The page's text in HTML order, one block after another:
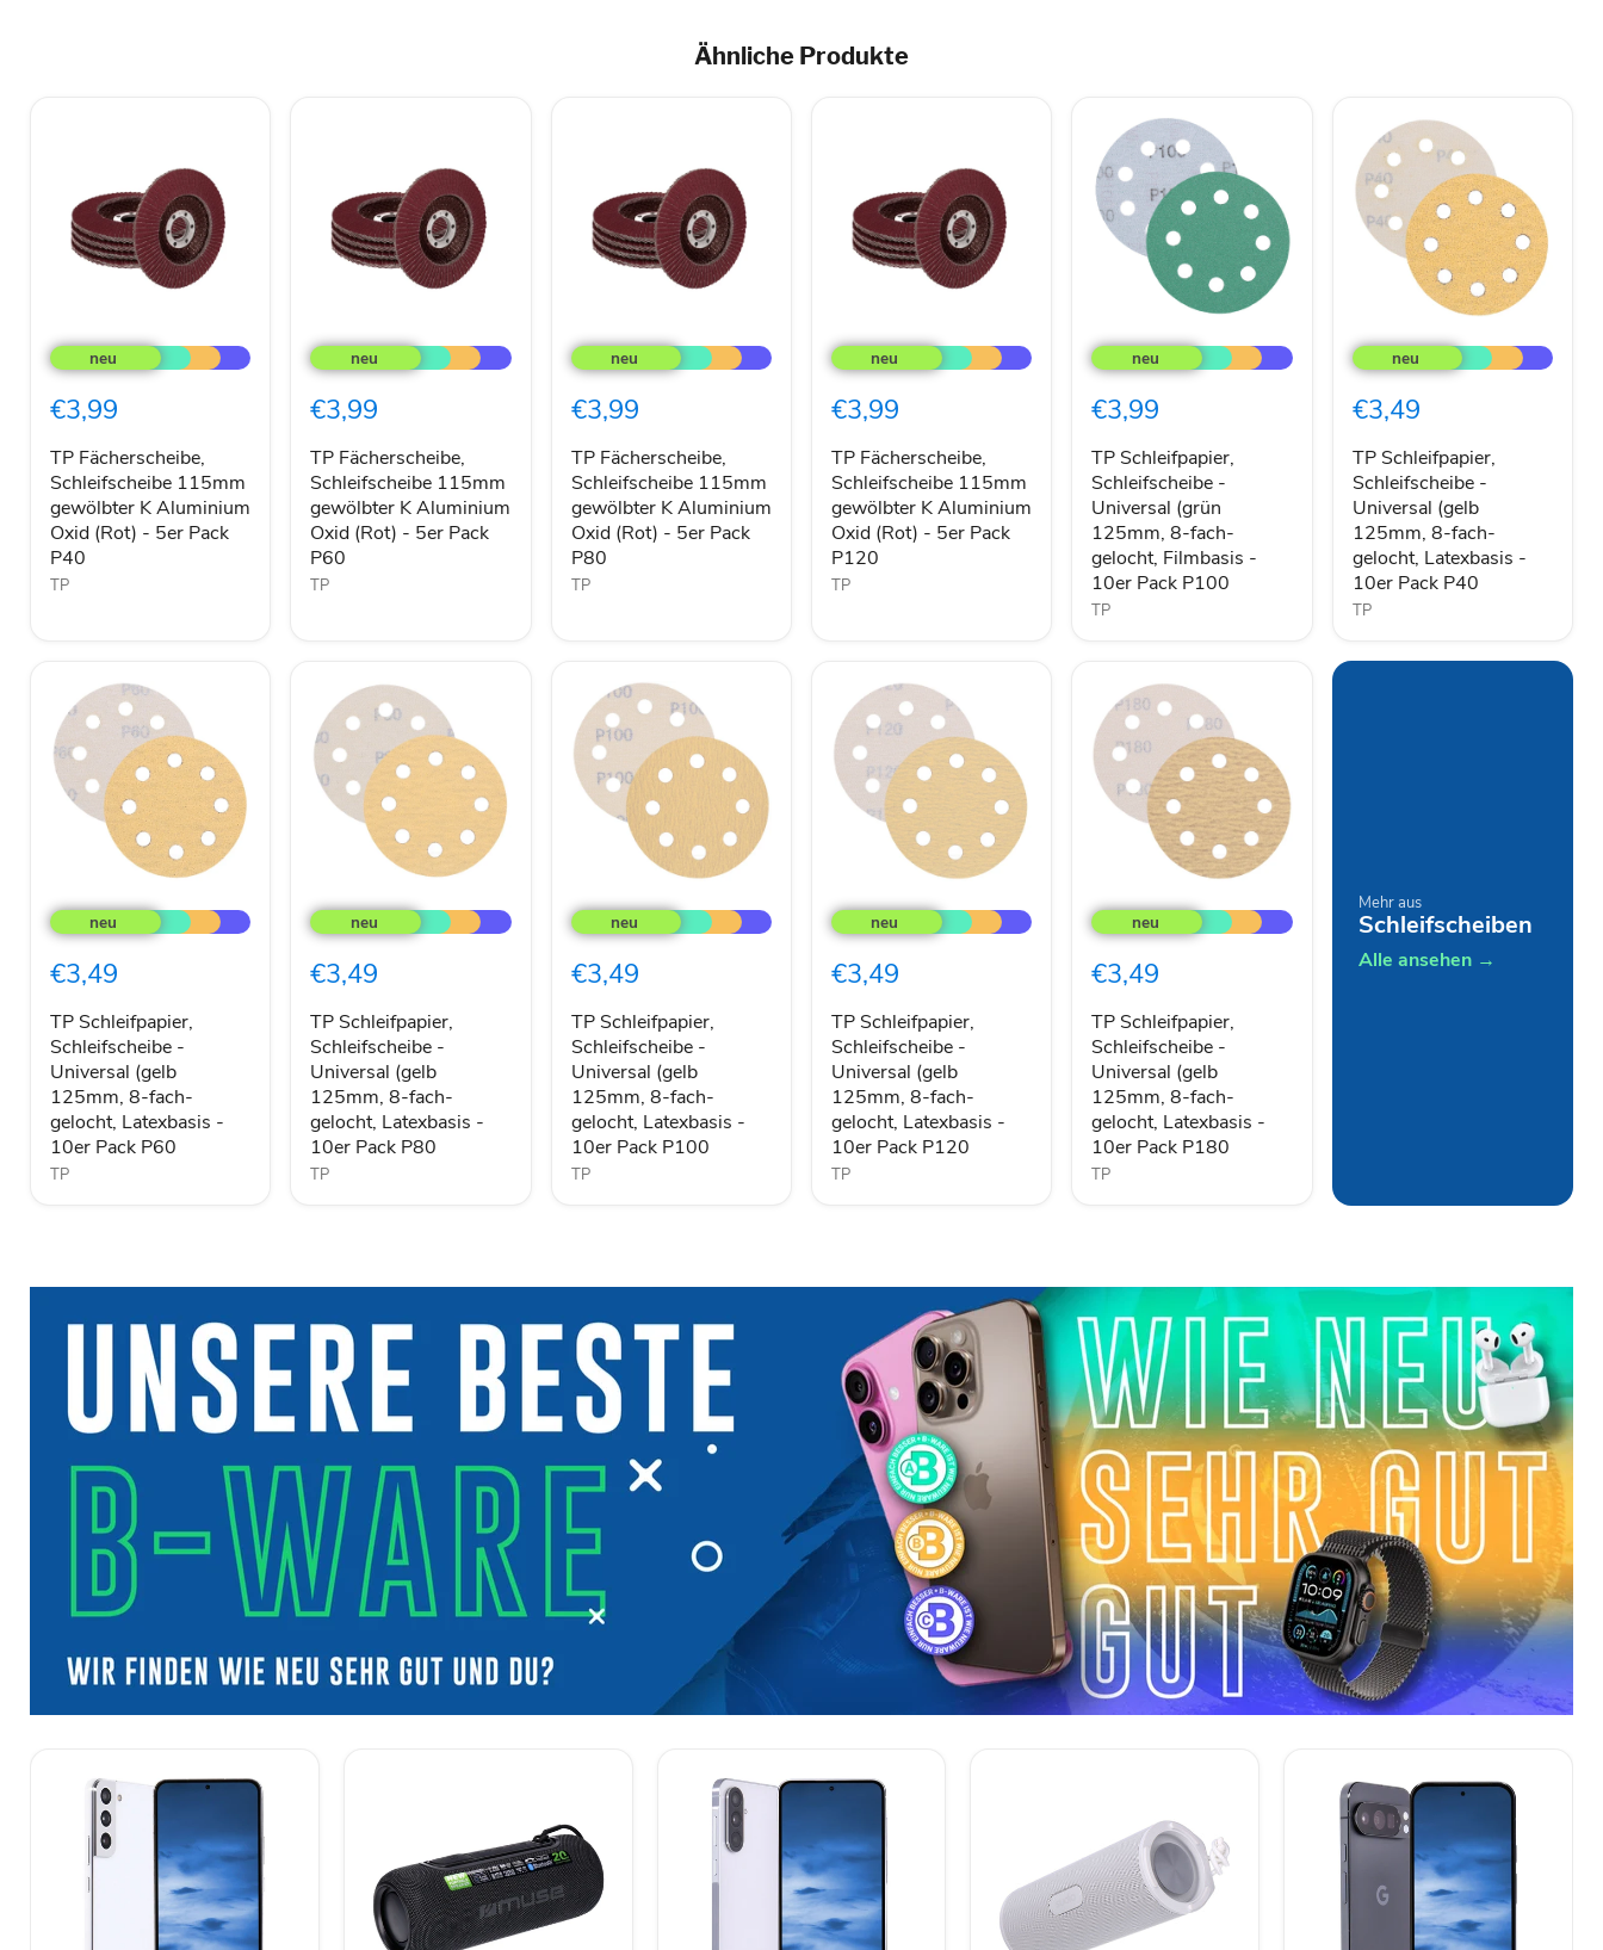
Ähnliche Produkte
Fächerscheibe,
Schleifscheibe
gewölbter
Aluminium
Oxid
(Rot)
-
5er
Pack
P40
€3,99
TP Fächerscheibe,
Schleifscheibe 115mm
gewölbter K Aluminium
Oxid (Rot) - 5er Pack
P40
TP
Fächerscheibe,
Schleifscheibe
gewölbter
Aluminium
Oxid
(Rot)
-
5er
Pack
P60
€3,99
TP Fächerscheibe,
Schleifscheibe 115mm
gewölbter K Aluminium
Oxid (Rot) - 5er Pack
P60
TP
Fächerscheibe,
Schleifscheibe
gewölbter
Aluminium
Oxid
(Rot)
-
5er
Pack
P80
€3,99
TP Fächerscheibe,
Schleifscheibe 115mm
gewölbter K Aluminium
Oxid (Rot) - 5er Pack
P80
TP
Fächerscheibe,
Schleifscheibe
gewölbter
Aluminium
Oxid
(Rot)
-
5er
Pack
P120
€3,99
TP Fächerscheibe,
Schleifscheibe 115mm
gewölbter K Aluminium
Oxid (Rot) - 5er Pack
P120
TP
Schleifpapier,
Schleifscheibe
Universal
125mm,
8-
fach-
gelocht,
Filmbasis
-
10er
Pack
€3,99
TP Schleifpapier,
Schleifscheibe -
Universal (grün
125mm, 8-fach-
gelocht, Filmbasis -
10er Pack P100
TP
Schleifpapier,
Schleifscheibe
Universal
125mm,
8-
fach-
gelocht,
Latexbasis
-
10er
Pack
€3,49
TP Schleifpapier,
Schleifscheibe -
Universal (gelb
125mm, 8-fach-
gelocht, Latexbasis -
10er Pack P40
TP
Schleifpapier,
Schleifscheibe
Universal
125mm,
8-
fach-
gelocht,
Latexbasis
-
10er
Pack
€3,49
TP Schleifpapier,
Schleifscheibe -
Universal (gelb
125mm, 8-fach-
gelocht, Latexbasis -
10er Pack P60
TP
Schleifpapier,
Schleifscheibe
Universal
125mm,
8-
fach-
gelocht,
Latexbasis
-
10er
Pack
€3,49
TP Schleifpapier,
Schleifscheibe -
Universal (gelb
125mm, 8-fach-
gelocht, Latexbasis -
10er Pack P80
TP
Schleifpapier,
Schleifscheibe
Universal
125mm,
8-
fach-
gelocht,
Latexbasis
-
10er
Pack
€3,49
TP Schleifpapier,
Schleifscheibe -
Universal (gelb
125mm, 8-fach-
gelocht, Latexbasis -
10er Pack P100
TP
Schleifpapier,
Schleifscheibe
Universal
125mm,
8-
fach-
gelocht,
Latexbasis
-
10er
Pack
€3,49
TP Schleifpapier,
Schleifscheibe -
Universal (gelb
125mm, 8-fach-
gelocht, Latexbasis -
10er Pack P120
TP
Schleifpapier,
Schleifscheibe
Universal
125mm,
8-
fach-
gelocht,
Latexbasis
-
10er
Pack
€3,49
TP Schleifpapier,
Schleifscheibe -
Universal (gelb
125mm, 8-fach-
gelocht, Latexbasis -
10er Pack P180
TP
Mehr aus
Schleifscheiben
Alle ansehen →